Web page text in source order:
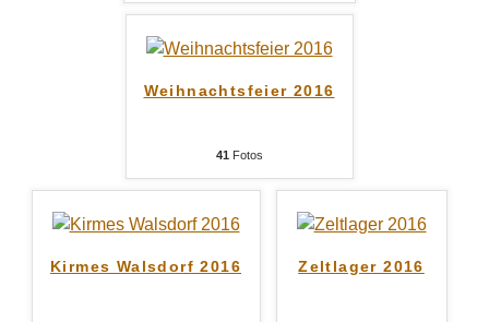
Weihnachtsfeier 2016
41 Fotos
Kirmes Walsdorf 2016 Zeltlager 2016